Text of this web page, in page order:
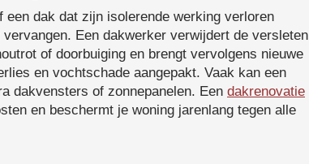
dak dat zijn isolerende werking verloren
Een dakwerker verwijdert de versleten
of doorbuiging en brengt vervolgens nieuwe
en vochtschade aangepakt. Vaak kan een
dakvensters of zonnepanelen. Een dakrenovatie
en beschermt je woning jarenlang tegen alle